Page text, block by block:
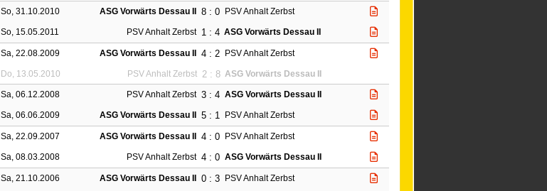
So, 31.10.2010 ASG Vorwärts Dessau II 8 : 0 PSV Anhalt Zerbst
So, 15.05.2011 PSV Anhalt Zerbst 1 : 4 ASG Vorwärts Dessau II
Sa, 22.08.2009 ASG Vorwärts Dessau II 4 : 2 PSV Anhalt Zerbst
Do, 13.05.2010 PSV Anhalt Zerbst 2 : 8 ASG Vorwärts Dessau II
Sa, 06.12.2008 PSV Anhalt Zerbst 3 : 4 ASG Vorwärts Dessau II
Sa, 06.06.2009 ASG Vorwärts Dessau II 5 : 1 PSV Anhalt Zerbst
Sa, 22.09.2007 ASG Vorwärts Dessau II 4 : 0 PSV Anhalt Zerbst
Sa, 08.03.2008 PSV Anhalt Zerbst 4 : 0 ASG Vorwärts Dessau II
Sa, 21.10.2006 ASG Vorwärts Dessau II 0 : 3 PSV Anhalt Zerbst